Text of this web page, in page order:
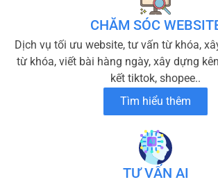
CHĂM SÓC
Dịch vụ tối ưu website, tư vấn từ khóa,
từ khóa, viết bài hàng ngày, xây dựng
kết tiktok, shopee..
Tìm hiểu thêm
TƯ VẤN AI